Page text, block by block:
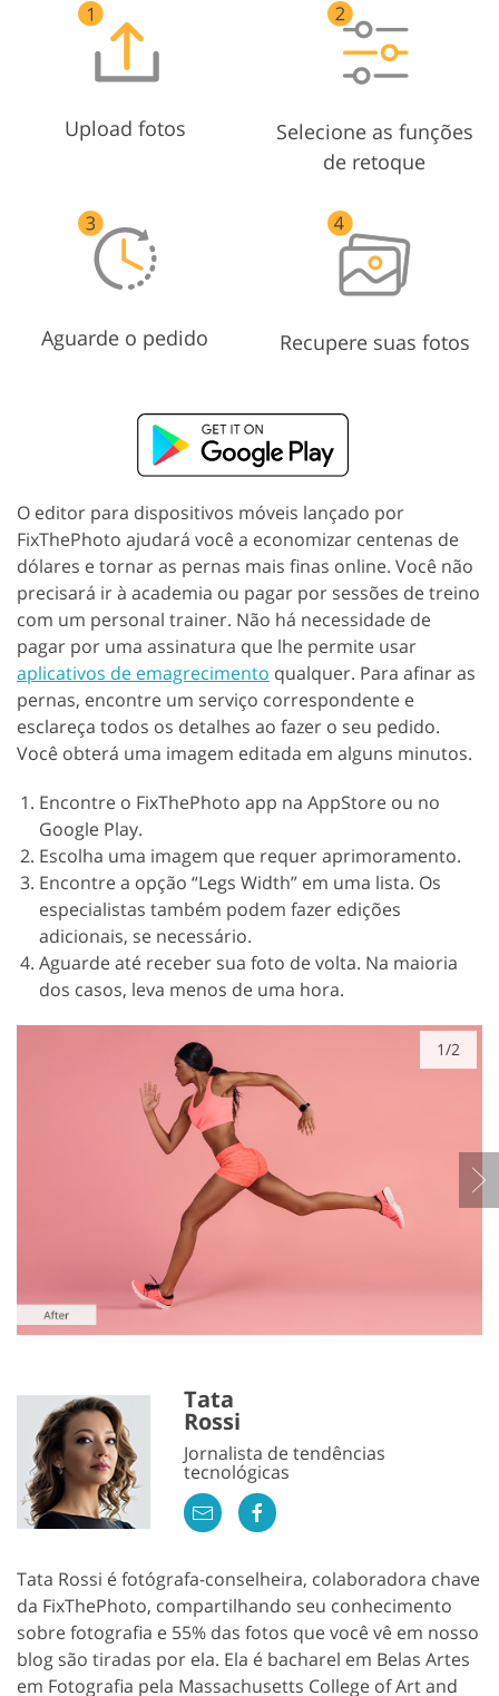
Upload fotos
Selecione as funções
de retoque
Aguarde o pedido Recupere suas fotos
O editor para dispositivos móveis lançado por
FixThePhoto ajudará você a economizar centenas de
dólares e tornar as pernas mais finas online. Você não
precisará ir à academia ou pagar por sessões de treino
com um personal trainer. Não há necessidade de
pagar por uma assinatura que lhe permite usar
aplicativos de emagrecimento qualquer. Para afinar as
pernas, encontre um serviço correspondente e
esclareça todos os detalhes ao fazer o seu pedido.
Você obterá uma imagem editada em alguns minutos.
Encontre o FixThePhoto app na AppStore ou no
Google Play.
Escolha uma imagem que requer aprimoramento.
Encontre a opção “Legs Width” em uma lista. Os
especialistas também podem fazer edições
adicionais, se necessário.
Aguarde até receber sua foto de volta. Na maioria
dos casos, leva menos de uma hora.
1/2
Tata
Rossi
Jornalista de tendências
tecnológicas
Tata Rossi é fotógrafa-conselheira, colaboradora chave
da FixThePhoto, compartilhando seu conhecimento
sobre fotografia e 55% das fotos que você vê em nosso
blog são tiradas por ela. Ela é bacharel em Belas Artes
em Fotografia pela Massachusetts College of Art and